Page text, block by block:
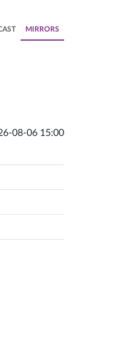
MIRRORS
08-06 15:00